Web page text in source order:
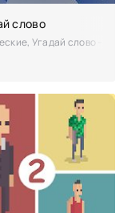
игра, в которой
слово
Угадай слово – это